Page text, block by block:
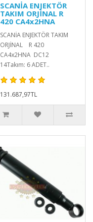
SCANİA ENJEKTÖR
TAKIM ORJİNAL R
420 CA4x2HNA
SCANİA ENJEKTÖR TAKIM
ORJİNAL R 420
CA4x2HNA DC12
14Takım: 6 ADET..
131.687,97TL